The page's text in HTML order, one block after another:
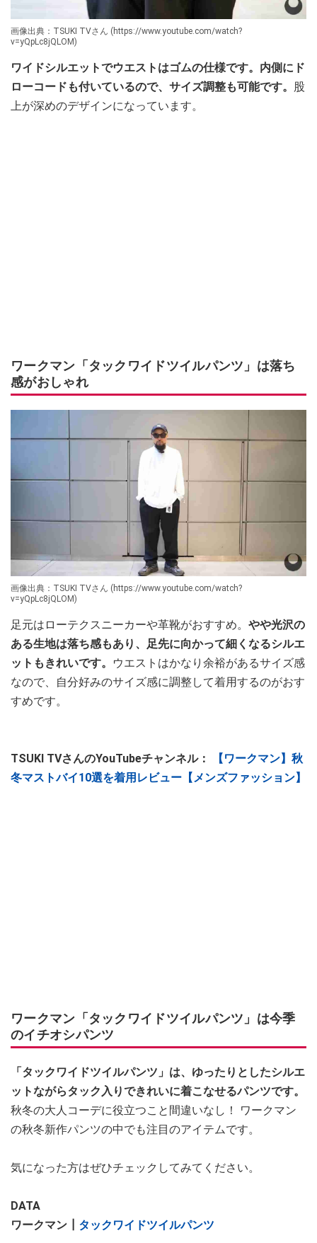
画像出典：TSUKI TVさん (https://www.youtube.com/watch?
v=yQpLc8jQLOM)
ワイドシルエットでウエストはゴムの仕様です。内側にド
ローコードも付いているので、サイズ調整も可能です。 股
上が深めのデザインになっています。
ワークマン「タックワイドツイルパンツ」は落ち
感がおしゃれ
画像出典：TSUKI TVさん (https://www.youtube.com/watch?
v=yQpLc8jQLOM)
足元はローテクスニーカーや革靴がおすすめ。 やや光沢の
ある生地は落ち感もあり、足先に向かって細くなるシルエ
ットもきれいです。
ウエストはかなり余裕があるサイズ感
なので、自分好みのサイズ感に調整して着用するのがおす
すめです。
TSUKI TVさんのYouTubeチャンネル：
【ワークマン】秋
冬マストバイ10選を着用レビュー【メンズファッション】
ワークマン「タックワイドツイルパンツ」は今季
のイチオシパンツ
「タックワイドツイルパンツ」は、ゆったりとしたシルエ
ットながらタック入りできれいに着こなせるパンツです。
秋冬の大人コーデに役立つこと間違いなし！ ワークマン
の秋冬新作パンツの中でも注目のアイテムです。
気になった方はぜひチェックしてみてください。
DATA
ワークマン┃ タックワイドツイルパンツ